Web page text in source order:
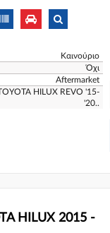
Καινούριο
Όχι
Aftermarket
HILUX REVO '15-
'20..
HILUX 2015 -